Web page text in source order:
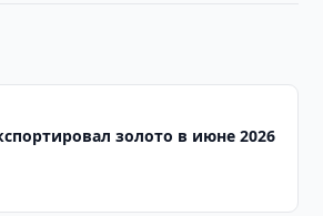
золото в июне 2026